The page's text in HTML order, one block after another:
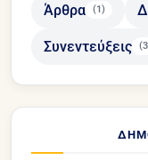
Άρθρα (1)
Συνεντεύξεις